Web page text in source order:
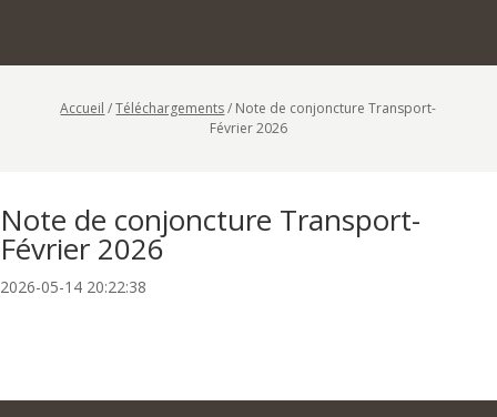
Accueil /Téléchargements/ Note de conjoncture Transport-
Février 2026
Note de conjoncture Transport-
Février 2026
2026-05-14 20:22:38